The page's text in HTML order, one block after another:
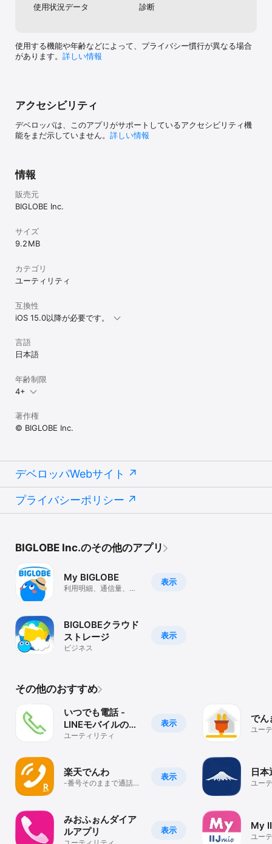
使用状況データ
診断
使用する機能や年齢などによって、プライバシー慣行が異なる場合
があります。 詳しい情報
アクセシビリティ
デベロッパは、このアプリがサポートしているアクセシビリティ機
能をまだ示していません。 詳しい情報
情報
販売元
BIGLOBE Inc.
サイズ
9.2 MB
カテゴリ
ユーティリティ
互換性
iOS 15.0以降が必要です。
言語
日本語
年齢制限
4+
著作権
© BIGLOBE Inc.
デベロッパWebサイト
プライバシーポリシー
BIGLOBE Inc.のその他のアプリ
表示
My BIGLOBE
利用明細、通信量、サ
表示
BIGLOBEクラウド
ストレージ
ビジネス
その他のおすすめ
表示
いつでも電話 -
LINEモバイルの通
話料がお得に -
ユーティリティ
表示
楽天でんわ
-番号そのままで通話料
表示
みおふぉんダイア
ルアプリ
でん
ユー
日本
ユー
My
ユー